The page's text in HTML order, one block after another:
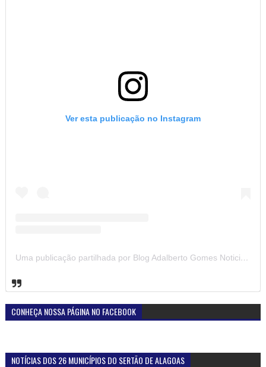
Ver esta publicação no Instagram
Uma publicação partilhada por Blog Adalberto Gomes Noticias (@blogadalbertogomesnoticiass)
CONHEÇA NOSSA PÁGINA NO FACEBOOK
NOTÍCIAS DOS 26 MUNICÍPIOS DO SERTÃO DE ALAGOAS